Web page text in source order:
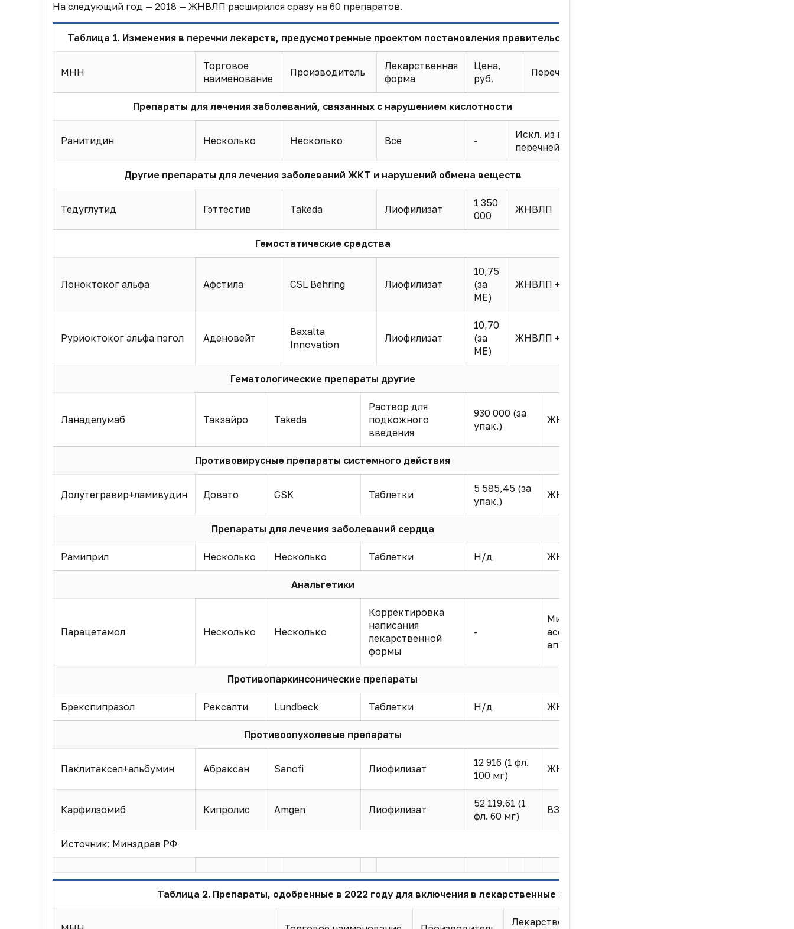
На следующий год — 2018 — ЖНВЛП расширился сразу на 60 препаратов.
Таблица 1. Изменения в перечни лекарств, предусмотренные проектом постановления правительства
МНН
Торговое
наименование
Производитель
Лекарственная
форма
Цена,
руб.
Перечень
Препараты для лечения заболеваний, связанных с нарушением кислотности
Ранитидин Несколько Несколько Все -
Искл. из всех
перечней
Другие препараты для лечения заболеваний ЖКТ и нарушений обмена веществ
Тедуглутид Гэттестив Takeda Лиофилизат
1 350
000
ЖНВЛП
Гемостатические средства
Лоноктоког альфа Афстила CSL Behring Лиофилизат
10,75
(за
МЕ)
ЖНВЛП + ВЗН
Руриоктоког альфа пэгол Аденовейт
Baxalta
Innovation
Лиофилизат
10,70
(за
МЕ)
ЖНВЛП + ВЗН
Гематологические препараты другие
Ланаделумаб Такзайро Takeda
Раствор для
подкожного
введения
930 000 (за
упак.)
ЖНВЛП
Противовирусные препараты системного действия
Долутегравир+ламивудин Довато GSK Таблетки
5 585,45 (за
упак.)
ЖНВЛП
Препараты для лечения заболеваний сердца
Рамиприл Несколько Несколько Таблетки Н/д ЖНВЛП
Анальгетики
Парацетамол Несколько Несколько
Корректировка
написания
лекарственной
формы
-
Миним.
ассорт.
аптек
Противопаркинсонические препараты
Брекспипразол Рексалти Lundbeck Таблетки Н/д ЖНВЛП
Противоопухолевые препараты
Паклитаксел+альбумин Абраксан Sanofi Лиофилизат
12 916 (1 фл.
100 мг)
ЖНВЛП
Карфилзомиб Кипролис Amgen Лиофилизат
52 119,61 (1
фл. 60 мг)
ВЗН
Источник: Минздрав РФ
Таблица 2. Препараты, одобренные в 2022 году для включения в лекарственные перечни
Лекарственная